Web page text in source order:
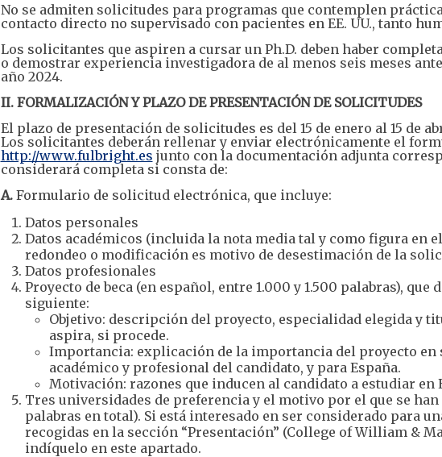
No se admiten solicitudes para programas que contemplen
contacto directo no supervisado con pacientes en EE. UU., tanto
Los solicitantes que aspiren a cursar un Ph.D. deben haber
o demostrar experiencia investigadora de al menos seis meses
año 2024.
II. FORMALIZACIÓN Y PLAZO DE PRESENTACIÓN DE SOLICITUDES
El plazo de presentación de solicitudes es del 15 de enero al 15 de
Los solicitantes deberán rellenar y enviar electrónicamente el
http://www.fulbright.es junto con la documentación adjunta
considerará completa si consta de:
A.Formulario de solicitud electrónica, que incluye:
Datos personales
Datos académicos (incluida la nota media tal y como figura en
redondeo o modificación es motivo de desestimación de la
Datos profesionales
Proyecto de beca (en español, entre 1.000 y 1.500 palabras), que
siguiente:
Objetivo: descripción del proyecto, especialidad elegida y
aspira, si procede.
Importancia: explicación de la importancia del proyecto
académico y profesional del candidato, y para España.
Motivación: razones que inducen al candidato a estudiar en
Tres universidades de preferencia y el motivo por el que se
palabras en total). Si está interesado en ser considerado para
recogidas en la sección “Presentación” (College of William &
indíquelo en este apartado.